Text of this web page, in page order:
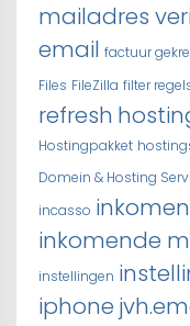
mailadres
email factuur
Files FileZilla filter
refresh
Hostingpakket
Domein & Hosting
incasso
inkomende
instellingen
iphone